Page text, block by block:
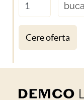
Cere oferta